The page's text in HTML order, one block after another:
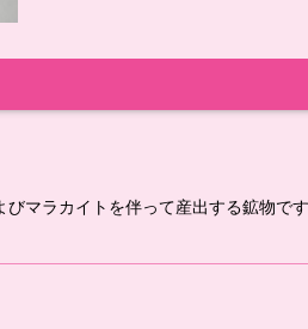
ラカイトを伴って産出する鉱物で